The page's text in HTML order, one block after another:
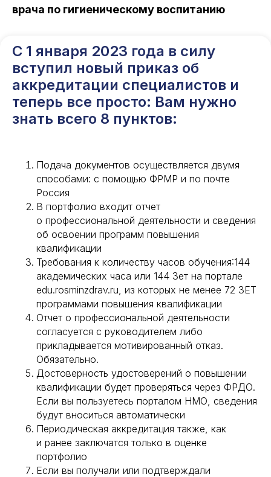
врача по гигиеническому воспитанию
С 1 января 2023 года в силу
вступил новый приказ об
аккредитации специалистов и
теперь все просто: Вам нужно
знать всего 8 пунктов:
Подача документов осуществляется двумя
способами: с помощью ФРМР и по почте
Россия
В портфолио входит отчет
о профессиональной деятельности и сведения
об освоении программ повышения
квалификации
Требования к количеству часов обучения:144
академических часа или 144 Зет на портале
edu.rosminzdrav.ru, из которых не менее 72 ЗЕТ
программами повышения квалификации
Отчет о профессиональной деятельности
согласуется с руководителем либо
прикладывается мотивированный отказ.
Обязательно.
Достоверность удостоверений о повышении
квалификации будет проверяться через ФРДО.
Если вы пользуетесь порталом НМО, сведения
будут вноситься автоматически
Периодическая аккредитация также, как
и ранее заключатся только в оценке
портфолио
Если вы получали или подтверждали